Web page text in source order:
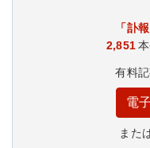
「訃報
2,851
有料
電
また